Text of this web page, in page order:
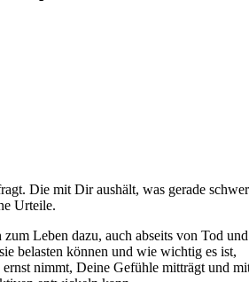
Die mit Dir aushält, was gerade schwer
Urteile.
Leben dazu, auch abseits von Tod und
belasten können und wie wichtig es ist,
ernst nimmt, Deine Gefühle mitträgt und